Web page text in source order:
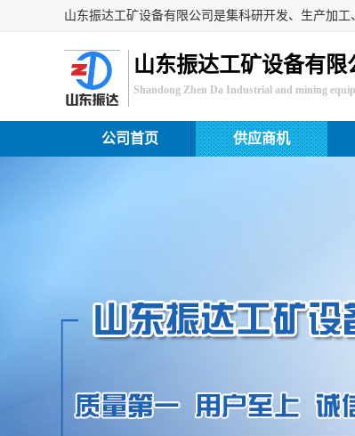
山东振达工矿设备有限
Shandong Zhen Da Industrial and mining
公司首页 供应商机